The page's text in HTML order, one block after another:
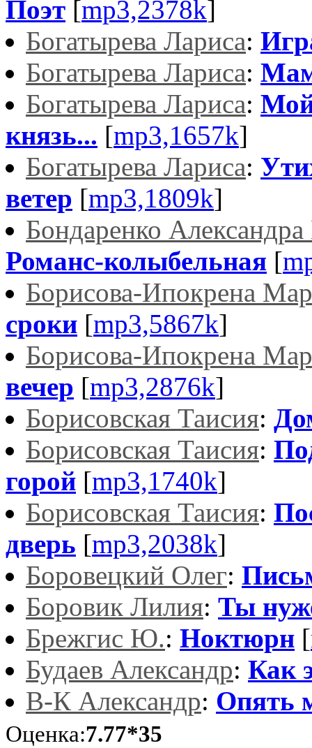
Поэт [mp3,2378k]
Богатырева Лариса:
Богатырева Лариса:
Богатырева Лариса:
князь... [mp3,1657k]
Богатырева Лариса:
ветер [mp3,1809k]
Бондаренко
Романс-колыбельная [
Борисова-Ипокрена
сроки [mp3,5867k]
Борисова-Ипокрена
вечер [mp3,2876k]
Борисовская Таисия:
Борисовская Таисия:
горой [mp3,1740k]
Борисовская Таисия:
дверь [mp3,2038k]
Боровецкий Олег:
Боровик Лилия: Ты
Брежгис Ю.: Ноктюрн [
Будаев Александр: Как
В-К Александр: Опять
Оценка:7.77*35